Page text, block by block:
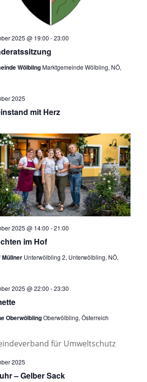
2025 @ 19:00 -23:00
WölblingMarktgemeinde Wölbling, NÖ,
mit Herz
2025
im Hof
2025 @ 14:00 -21:00
Müllner Unterwölbling 2, Unterwölbling, NÖ,
2025 @ 22:00 -23:30
OberwölblingOberwölbling, Österreich
– Gelber Sack
2025